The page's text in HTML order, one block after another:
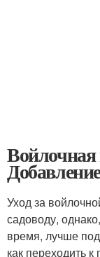
Войлочная
Уход за
садоводу,
время, лучше
как переходить к